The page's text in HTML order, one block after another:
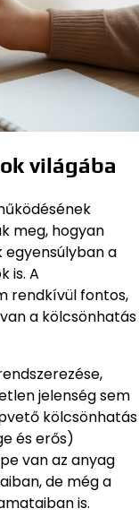
világába
meg, hogyan
egyensúlyban a
is. A
rendkívül fontos,
a kölcsönhatás
jelenség sem
kölcsönhatás
és erős)
van az anyag
de még a
is.